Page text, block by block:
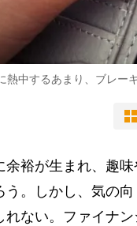
熱中するあまり、ブレー
裕が生まれ、趣
う。しかし、気の
れない。ファイナ